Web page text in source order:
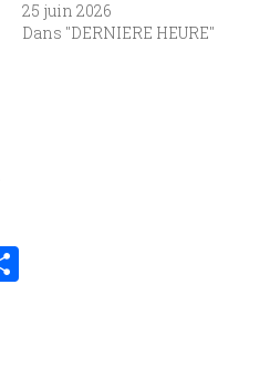
25 juin 2026
Dans "DERNIERE HEURE"